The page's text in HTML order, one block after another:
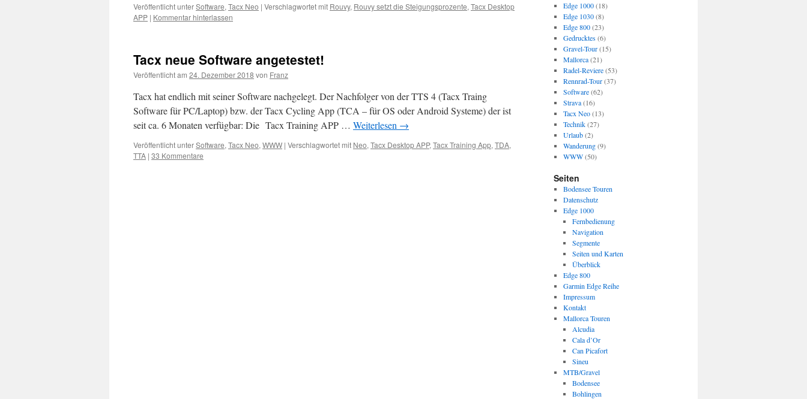
Veröffentlicht unterSoftware, Tacx Neo | Verschlagwortet mit Rouvy, Rouvy setzt die Steigungsprozente, Tacx Desktop
APP | Kommentar hinterlassen
Tacx neue Software angetestet!
Veröffentlicht am 24. Dezember 2018 von Franz
Tacx hat endlich mit seiner Software nachgelegt. Der Nachfolger von der TTS 4 (Tacx Traing
Software für PC/Laptop) bzw. der Tacx Cycling App (TCA – für OS oder Android Systeme) der ist
seit ca. 6 Monaten verfügbar: Die Tacx Training APP … Weiterlesen →
Veröffentlicht unterSoftware, Tacx Neo, WWW | Verschlagwortet mit Neo, Tacx Desktop APP, Tacx Training App, TDA,
TTA | 33 Kommentare
Edge 1000(18)
Edge 1030(8)
Edge 800(23)
Gedrucktes(6)
Gravel-Tour(15)
Mallorca(21)
Radel-Reviere(53)
Rennrad-Tour(37)
Software(62)
Strava(16)
Tacx Neo(13)
Technik(27)
Urlaub(2)
Wanderung(9)
WWW(50)
Seiten
Bodensee Touren
Datenschutz
Edge 1000
Fernbedienung
Navigation
Segmente
Seiten und Karten
Überblick
Edge 800
Garmin Edge Reihe
Impressum
Kontakt
Mallorca Touren
Alcudia
Cala d’Or
Can Picafort
Sineu
MTB/Gravel
Bodensee
Bohlingen